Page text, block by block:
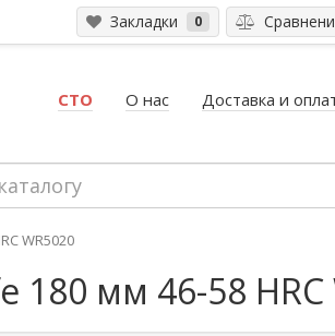
Закладки 0
СТО О нас Доставка и
WR5020
мм 46-58 HRC